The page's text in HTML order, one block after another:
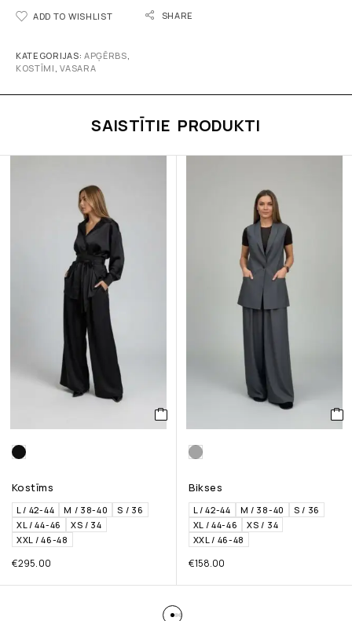
ADD TO WISHLIST SHARE
KATEGORIJAS: APĢĒRBS,
KOSTĪMI ,VASARA
SAISTĪTIE PRODUKTI
Kostīms
L / 42-44 M / 38-40
S / 36
XL / 44-46
XS / 34
XXL / 46-48
€295.00
Bikses
L / 42-44 M / 38-40
S / 36
XL / 44-46
XS / 34
XXL / 46-48
€158.00